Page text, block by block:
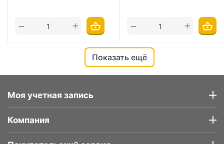
+
− +
−
Показать ещё
Моя учетная запись
Компания